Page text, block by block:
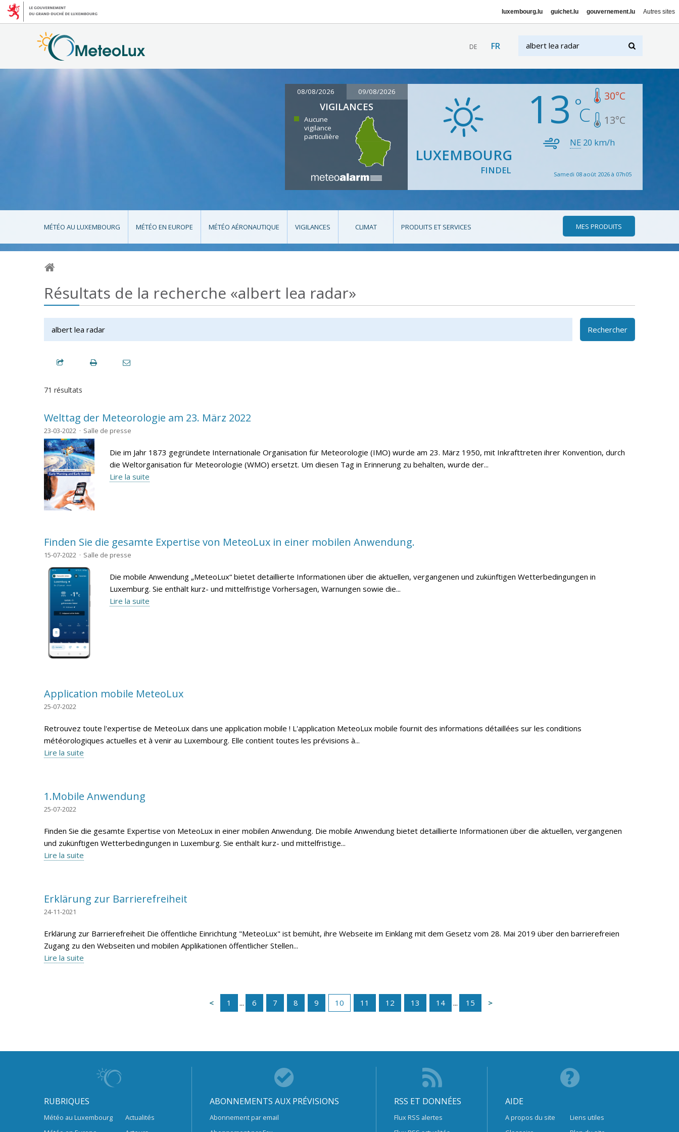
luxembourg.lu guichet.lu gouvernement.lu Autres sites
DE FR
08/08/2026 09/08/2026
VIGILANCES
Aucune
vigilance
particulière
LUXEMBOURG
FINDEL
13 30°C
13°C
NE 20 km/h
Samedi 08 août 2026 à 07h05
MÉTÉO AU LUXEMBOURG MÉTÉO EN EUROPE MÉTÉO AÉRONAUTIQUE VIGILANCES CLIMAT PRODUITS ET SERVICES MES PRODUITS
Résultats de la recherche «albert lea radar»
Rechercher
71 résultats
Welttag der Meteorologie am 23. März 2022
23-03-2022 Salle de presse
Die im Jahr 1873 gegründete Internationale Organisation für Meteorologie (IMO) wurde am 23. März 1950, mit Inkrafttreten ihrer Konvention, durch
die Weltorganisation für Meteorologie (WMO) ersetzt. Um diesen Tag in Erinnerung zu behalten, wurde der...
Lire la suite
Finden Sie die gesamte Expertise von MeteoLux in einer mobilen Anwendung.
15-07-2022 Salle de presse
Die mobile Anwendung „MeteoLux“ bietet detaillierte Informationen über die aktuellen, vergangenen und zukünftigen Wetterbedingungen in
Luxemburg. Sie enthält kurz- und mittelfristige Vorhersagen, Warnungen sowie die...
Lire la suite
Application mobile MeteoLux
25-07-2022
Retrouvez toute l'expertise de MeteoLux dans une application mobile ! L'application MeteoLux mobile fournit des informations détaillées sur les conditions
météorologiques actuelles et à venir au Luxembourg. Elle contient toutes les prévisions à...
Lire la suite
1.Mobile Anwendung
25-07-2022
Finden Sie die gesamte Expertise von MeteoLux in einer mobilen Anwendung. Die mobile Anwendung bietet detaillierte Informationen über die aktuellen, vergangenen
und zukünftigen Wetterbedingungen in Luxemburg. Sie enthält kurz- und mittelfristige...
Lire la suite
Erklärung zur Barrierefreiheit
24-11-2021
Erklärung zur Barrierefreiheit Die öffentliche Einrichtung "MeteoLux" ist bemüht, ihre Webseite im Einklang mit dem Gesetz vom 28. Mai 2019 über den barrierefreien
Zugang zu den Webseiten und mobilen Applikationen öffentlicher Stellen...
Lire la suite
1 ... 6 7 8 9 10 11 12 13 14 ... 15
RUBRIQUES
Météo au Luxembourg
Actualités
ABONNEMENTS AUX PRÉVISIONS
Abonnement par email
RSS ET DONNÉES
Flux RSS alertes
AIDE
A propos du site
Liens utiles